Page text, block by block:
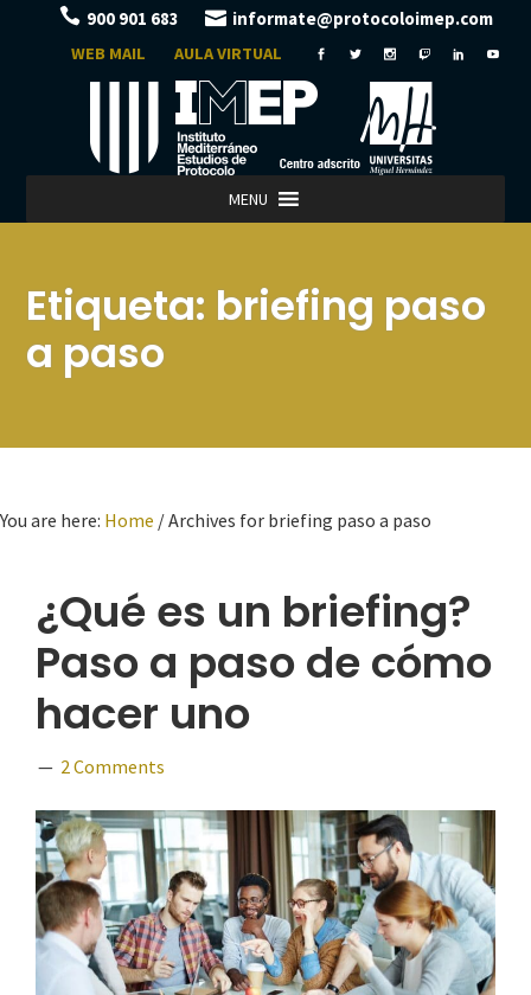
900 901 683 informate@protocoloimep.com
WEB MAIL AULA VIRTUAL
MENU
Etiqueta: briefing paso
a paso
You are here: Home /Archives for briefing paso a paso
¿Qué es un briefing?
Paso a paso de cómo
hacer uno
2 Comments